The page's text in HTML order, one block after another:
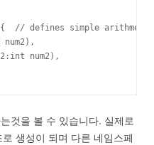
{  // defines simple
num2),
것을 볼 수 있습니다. 실제로
생성이 되며 다른 네임스페